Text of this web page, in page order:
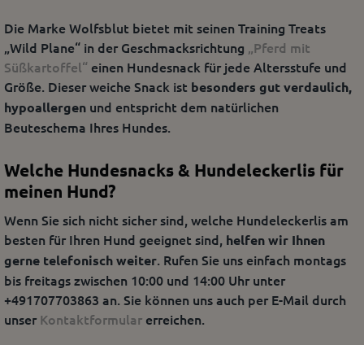
Die Marke Wolfsblut bietet mit seinen Training Treats
„Wild Plane“ in der Geschmacksrichtung „Pferd mit
Süßkartoffel“ einen Hundesnack für jede Altersstufe und
Größe. Dieser weiche Snack ist besonders gut verdaulich,
hypoallergen und entspricht dem natürlichen
Beuteschema Ihres Hundes.
Welche Hundesnacks & Hundeleckerlis für
meinen Hund?
Wenn Sie sich nicht sicher sind, welche Hundeleckerlis am
besten für Ihren Hund geeignet sind, helfen wir Ihnen
gerne telefonisch weiter. Rufen Sie uns einfach montags
bis freitags zwischen 10:00 und 14:00 Uhr unter
+491707703863 an. Sie können uns auch per E-Mail durch
unserKontaktformular erreichen.